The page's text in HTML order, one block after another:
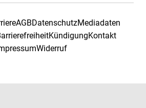
AGBDatenschutzMediadaten
KündigungKontakt
Widerruf